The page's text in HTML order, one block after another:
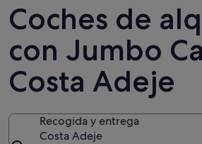
Coches de
con Jumbo
Costa Adeje
Recogida y entrega
Costa Adeje